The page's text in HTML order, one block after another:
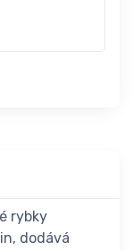
rybky
dodává